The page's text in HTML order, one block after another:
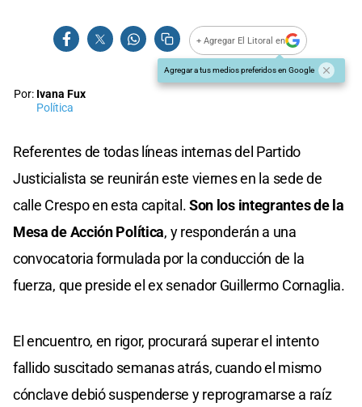
+ Agregar El Litoral en
Agregar a tus medios preferidos en Google
Por: Ivana Fux
Política
Referentes de todas líneas internas del Partido
Justicialista se reunirán este viernes en la sede de
calle Crespo en esta capital.Son los integrantes de la
Mesa de Acción Política, y responderán a una
convocatoria formulada por la conducción de la
fuerza, que preside el ex senador Guillermo Cornaglia.
El encuentro, en rigor, procurará superar el intento
fallido suscitado semanas atrás, cuando el mismo
cónclave debió suspenderse y reprogramarse a raíz